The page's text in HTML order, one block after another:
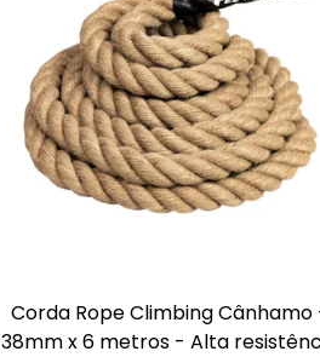
Corda Rope Climbing Cânhamo
38mm x 6 metros - Alta